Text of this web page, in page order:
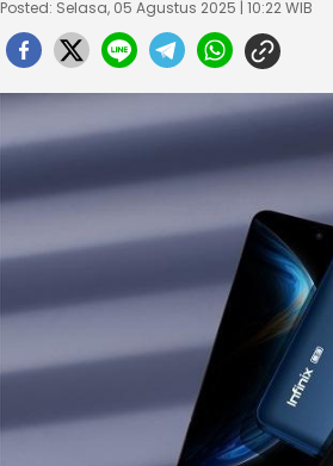
Posted: Selasa, 05 Agustus 2025 | 10:22 WIB